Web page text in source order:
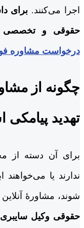
اجرا می‌کنند. برای
حقوقی و تخصصی
درخواست مشاوره
چگونه از
تهدید پیامکی
برای آن دسته از
ندارند یا
شوند، مشاورۀ
حقوقی وکیل